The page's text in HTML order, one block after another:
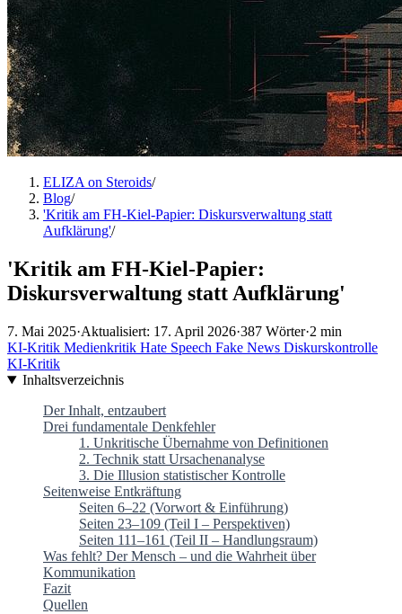
ELIZA on Steroids/
Blog/
'Kritik am FH-Kiel-Papier: Diskursverwaltung statt
Aufklärung'/
'Kritik am FH-Kiel-Papier:
Diskursverwaltung statt Aufklärung'
7. Mai 2025·Aktualisiert: 17. April 2026·387 Wörter·2 min
KI-Kritik Medienkritik Hate Speech Fake News Diskurskontrolle
KI-Kritik
Inhaltsverzeichnis
Der Inhalt, entzaubert
Drei fundamentale Denkfehler
1. Unkritische Übernahme von Definitionen
2. Technik statt Ursachenanalyse
3. Die Illusion statistischer Kontrolle
Seitenweise Entkräftung
Seiten 6–22 (Vorwort & Einführung)
Seiten 23–109 (Teil I – Perspektiven)
Seiten 111–161 (Teil II – Handlungsraum)
Was fehlt? Der Mensch – und die Wahrheit über
Kommunikation
Fazit
Quellen